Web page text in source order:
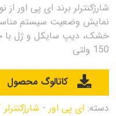
150 ولتی
کاتالوگ محصول
دسته: ای پی اور - شارژکنترلر MPPT برند ای پی اور سری XTRA